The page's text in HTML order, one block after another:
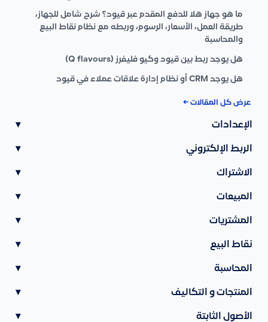
ما هو جهاز هلا للدفع المقدم عبر قيود؟ شرح شامل للجهاز،
طريقة العمل، الأسعار، الرسوم، وربطه مع نظام نقاط البيع
والمحاسبة
هل يوجد ربط بين قيود وكيو فليفرز (Q flavours)
هل يوجد CRM أو نظام إدارة علاقات عملاء في قيود
عرض كل المقالات ←
الإعدادات ▾
الربط الإلكتروني ▾
الاشتراك ▾
المبيعات ▾
المشتريات ▾
نقاط البيع ▾
المحاسبة ▾
المنتجات و التكاليف ▾
الأصول الثابتة ▾